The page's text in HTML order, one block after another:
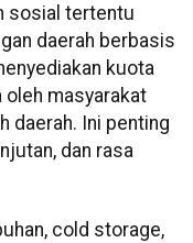
sosial tertentu
daerah berbasis
kuota
oleh masyarakat
daerah. Ini penting
dan rasa
cold storage,